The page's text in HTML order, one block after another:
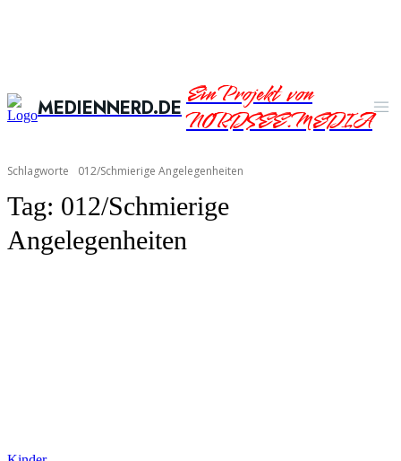
MEDIENNERD.DEEin Projekt von
NORDSEE.MEDIA
Schlagworte 012/Schmierige Angelegenheiten
Tag: 012/Schmierige
Angelegenheiten